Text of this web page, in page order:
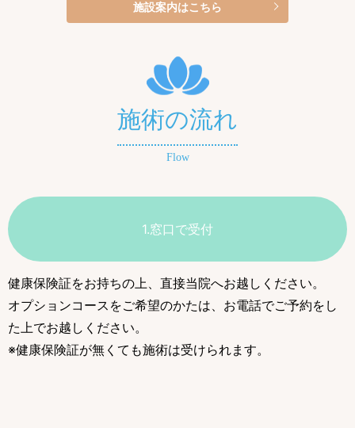
施設案内はこちら
施術の流れ
Flow
1.窓口で受付
健康保険証をお持ちの上、直接当院へお越しください。
オプションコースをご希望のかたは、お電話でご予約をし
た上でお越しください。
※健康保険証が無くても施術は受けられます。